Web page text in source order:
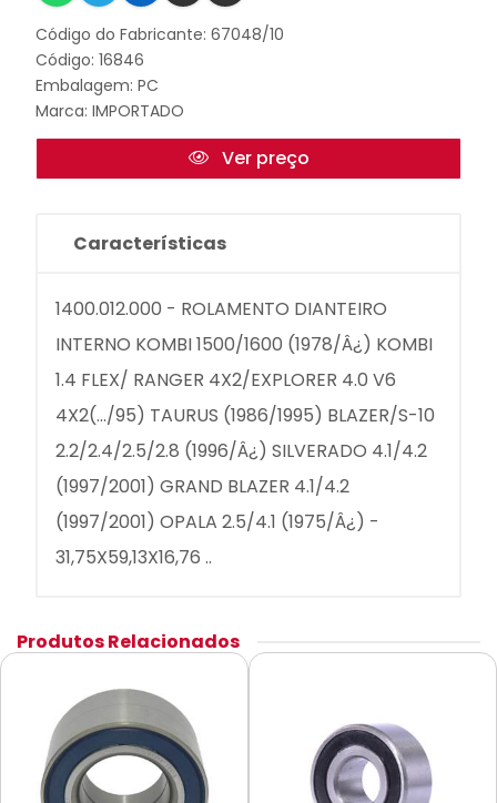
Código do Fabricante: 67048/10
Código: 16846
Embalagem: PC
Marca: IMPORTADO
Ver preço
Características
1400.012.000 - ROLAMENTO DIANTEIRO
INTERNO KOMBI 1500/1600 (1978/Â¿) KOMBI
1.4 FLEX/ RANGER 4X2/EXPLORER 4.0 V6
4X2(.../95) TAURUS (1986/1995) BLAZER/S-10
2.2/2.4/2.5/2.8 (1996/Â¿) SILVERADO 4.1/4.2
(1997/2001) GRAND BLAZER 4.1/4.2
(1997/2001) OPALA 2.5/4.1 (1975/Â¿) -
31,75X59,13X16,76 ..
Produtos Relacionados